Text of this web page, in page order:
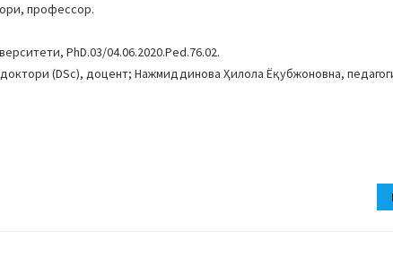
профессор.
PhD.03/04.06.2020.Ped.76.02.
(DSc), доцент; Нажмиддинова Ҳилола Ёқубжоновна,